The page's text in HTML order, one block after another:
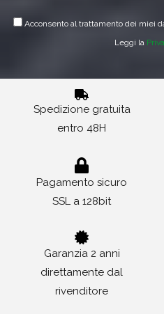
Acconsento al trattamento dei miei
Leggi la
Spedizione gratuita
entro 48H
Pagamento sicuro
SSL a 128bit
Garanzia 2 anni
direttamente dal
rivenditore